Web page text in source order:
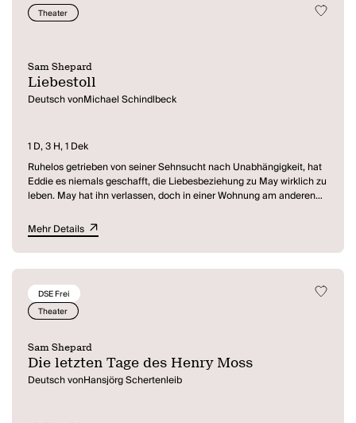
Theater
Sam Shepard
Liebestoll
Deutsch vonMichael Schindlbeck
1 D, 3 H, 1 Dek
Ruhelos getrieben von seiner Sehnsucht nach Unabhängigkeit, hat
Eddie es niemals geschafft, die Liebesbeziehung zu May wirklich zu
leben. May hat ihn verlassen, doch in einer Wohnung am anderen
hergerissen zwischen Liebe und Hass, zwischen Kommen und
Gehen, zwischen Wahrheit und Lüge, tragen Eddie und May nun
einen erbitterten Kampf aus, einen Kampf um ihre Liebe, ihre
Träume, ihr Leben. Mit im Zimmer, unsichtbar und doch
allgegenwärtig, der Alte Mann, der in seinen Händen den Schlüssel
zu Eddies und Mays Vergangenheit hält. Als Mays Freund Martin
auftaucht, gerät er zwischen die Fronten: Unfreiwillig wird er zum
Spielball der beiden und erfährt schließlich ihr Geheimnis.
Mehr Details
DSE Frei
Theater
Sam Shepard
Die letzten Tage des Henry Moss
Deutsch vonHansjörg Schertenleib